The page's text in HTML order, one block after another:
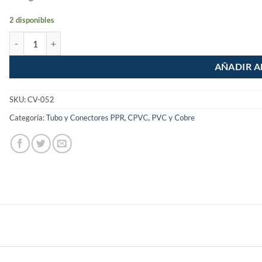
2 disponibles
AÑADIR
SKU:CV-052
Categoría:Tubo y Conectores PPR, CPVC, PVC y Cobre